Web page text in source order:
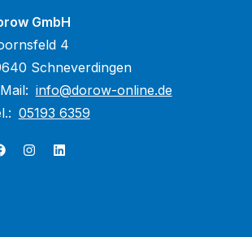
GmbH
4
Schneverdingen
info@dorow-online.de
05193 6359